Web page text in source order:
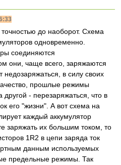
до наоборот. Схема
одновременно.
соединяются
они, чаще всего, заряжаются
в силу своих
прошлые режимы
другой - перезаряжаться, что в
его "жизни". А вот схема на
каждый аккумулятор
заряжать их большим током, то
1R2 в цепи заряда ток
данным используемых
предельные режимы. Так